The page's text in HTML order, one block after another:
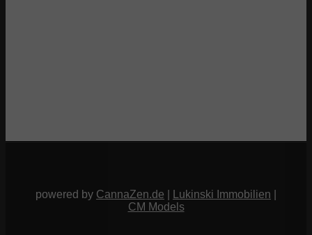
powered by CannaZen.de Lukinski Immobilien
CM Models